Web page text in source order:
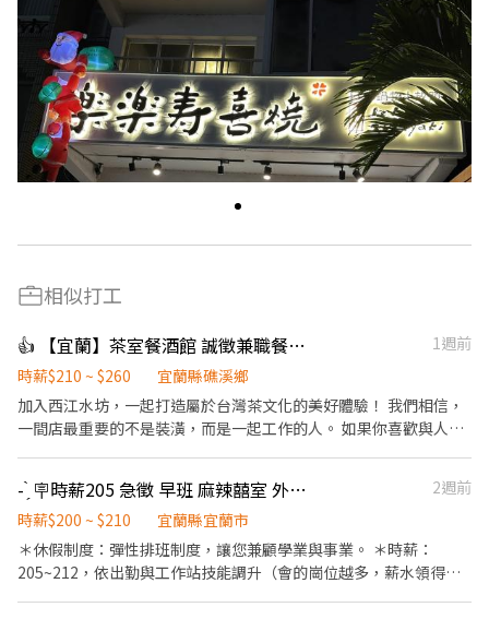
相似打工
👍 【宜蘭】茶室餐酒館 誠徵兼職餐飲人員及調酒師 高薪
1週前
時薪$210 ~ $260
宜蘭縣礁溪鄉
加入西江水坊，一起打造屬於台灣茶文化的美好體驗！ 我們相信，
一間店最重要的不是裝潢，而是一起工作的人。 如果你喜歡與人交
起成長、一起創造回憶的地方。 ⸻ 【工作職缺】 餐飲人員（起
薪 $210 起） * 菜單介紹、點餐及送餐服務 * 簡易飲品及餐食製作 *
協助調酒師完成飲品製作 * 活動推廣、商品包裝及備料 * 辨識酒
品、環境及器具清潔維護 ⸻ 廚房助手（起薪 $210 起） * 協助
- ̗̀ 🪧時薪205 急徵 早班 麻辣囍室 外場或內場PT
2週前
時薪$200 ~ $210
宜蘭縣宜蘭市
＊休假制度：彈性排班制度，讓您兼顧學業與事業。 ＊時薪：
205~212，依出勤與工作站技能調升（會的崗位越多，薪水領得越